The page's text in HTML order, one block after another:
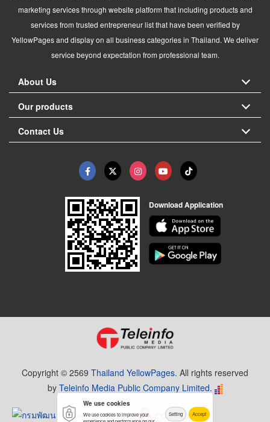
marketing services through website platform that including products and
services from trusted entrepreneur list that have been verified by
YellowPages and display on all business categories in Thailand. We deliver
service beyond expectation from professional team.
About Us
Our products
Contact Us
Download Application
Copyright © 2569 Thailand YellowPages. All rights reserved
by Teleinfo Media Public Company Limited.
We use cookies
We use cookies to improve your
Setting Accept